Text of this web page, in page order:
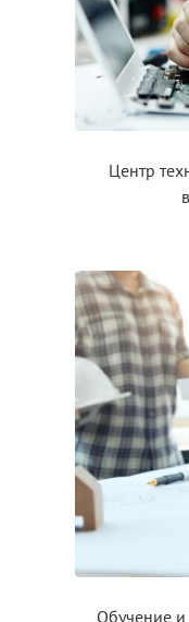
Центр
Обучение